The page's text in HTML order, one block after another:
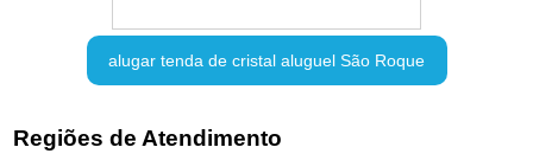
alugar tenda de cristal aluguel São Roque
Regiões de Atendimento